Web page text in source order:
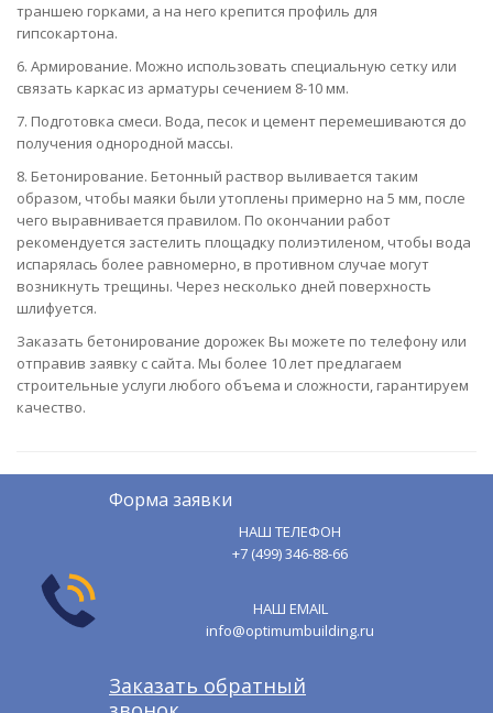
траншею горками, а на него крепится профиль для
гипсокартона.
6. Армирование. Можно использовать специальную сетку или
связать каркас из арматуры сечением 8-10 мм.
7. Подготовка смеси. Вода, песок и цемент перемешиваются до
получения однородной массы.
8. Бетонирование. Бетонный раствор выливается таким
образом, чтобы маяки были утоплены примерно на 5 мм, после
чего выравнивается правилом. По окончании работ
рекомендуется застелить площадку полиэтиленом, чтобы вода
испарялась более равномерно, в противном случае могут
возникнуть трещины. Через несколько дней поверхность
шлифуется.
Заказать бетонирование дорожек Вы можете по телефону или
отправив заявку с сайта. Мы более 10 лет предлагаем
строительные услуги любого объема и сложности, гарантируем
качество.
Форма заявки
НАШ ТЕЛЕФОН
+7 (499) 346-88-66
НАШ EMAIL
info@optimumbuilding.ru
Заказать обратный